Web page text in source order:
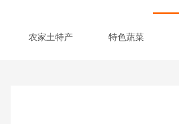
农家土特产 特色蔬菜